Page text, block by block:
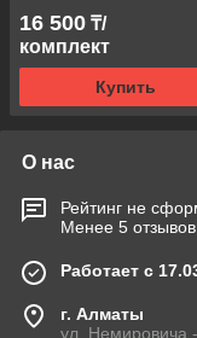
16 500 ₸/
комплект
Купить
О нас
Рейтинг не
Менее 5
Работает с
г. Алматы
ул. Немировича